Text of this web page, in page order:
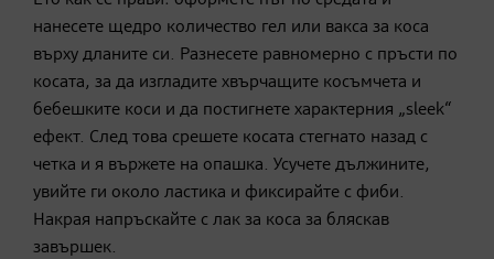
нанесете щедро количество гел или вакса за коса
върху дланите си. Разнесете равномерно с пръсти по
косата, за да изгладите хвърчащите косъмчета и
бебешките коси и да постигнете характерния „sleek“
ефект. След това срешете косата стегнато назад с
четка и я вържете на опашка. Усучете дължините,
увийте ги около ластика и фиксирайте с фиби.
Накрая напръскайте с лак за коса за бляскав
завършек.